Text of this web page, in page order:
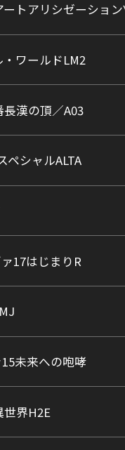
トアリシゼーション
ワールドLM2
漢の頂／A03
ペシャルALTA
17はじまりR
未来への咆哮
界H2E